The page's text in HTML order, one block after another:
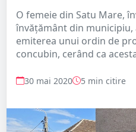
O femeie din Satu Mare,
învățământ din
emiterea unui ordin de
concubin, cerând ca
30 mai 2020 5 min citire